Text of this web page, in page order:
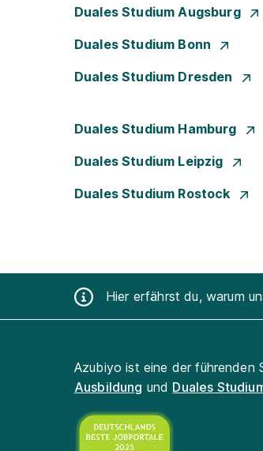
Duales Studium Augsburg
Duales Studium Bonn
Duales Studium Dresden
Duales Studium Hamburg
Duales Studium Leipzig
Duales Studium Rostock
Hier erfährst du, warum
Azubiyo ist eine der führenden
Ausbildung und Duales